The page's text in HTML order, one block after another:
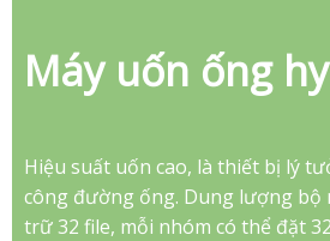
Máy uốn ống
Hiệu suất uốn cao, là thiết bị lý
công đường ống. Dung lượng bộ
trữ 32 file, mỗi nhóm có thể đặt